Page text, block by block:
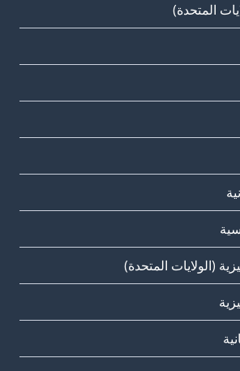
المتحدة)
(الولايات المتحدة)